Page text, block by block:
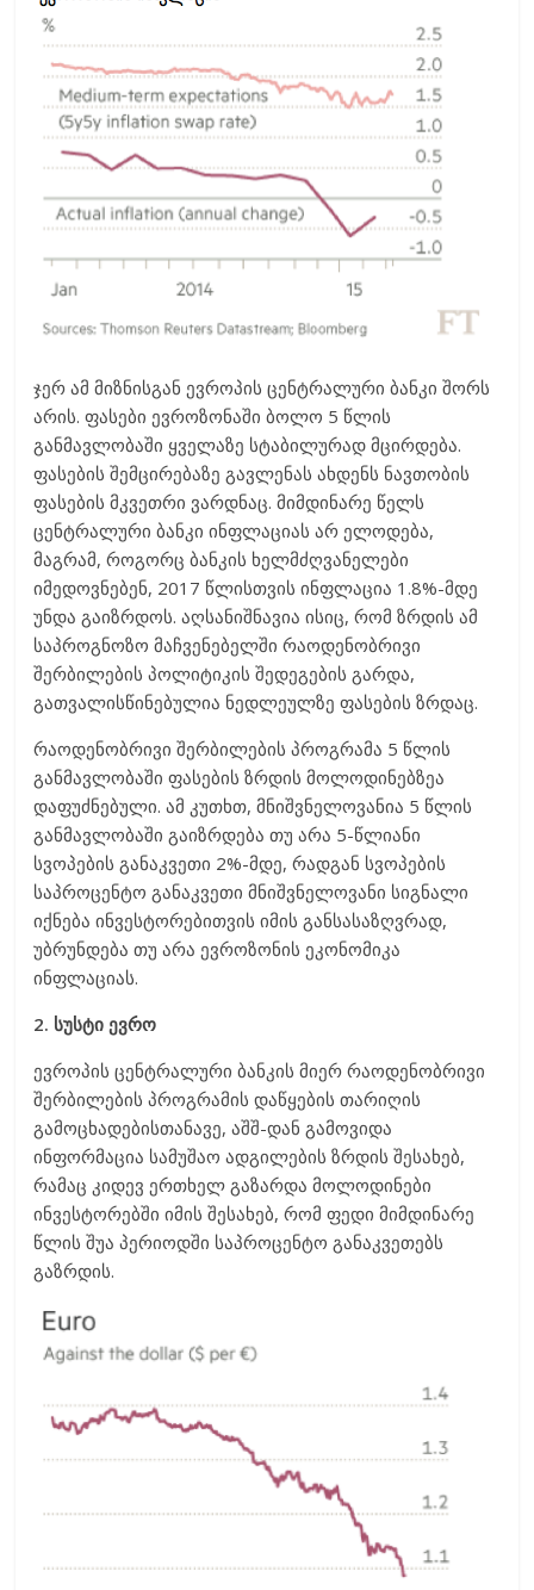
ჯერ ამ მიზნისგან ევროპის ცენტრალური ბანკი შორს
არის. ფასები ევროზონაში ბოლო 5 წლის
განმავლობაში ყველაზე სტაბილურად მცირდება.
ფასების შემცირებაზე გავლენას ახდენს ნავთობის
ფასების მკვეთრი ვარდნაც. მიმდინარე წელს
ცენტრალური ბანკი ინფლაციას არ ელოდება,
მაგრამ, როგორც ბანკის ხელმძღვანელები
იმედოვნებენ, 2017 წლისთვის ინფლაცია 1.8%-მდე
უნდა გაიზრდოს. აღსანიშნავია ისიც, რომ ზრდის ამ
საპროგნოზო მაჩვენებელში რაოდენობრივი
შერბილების პოლიტიკის შედეგების გარდა,
გათვალისწინებულია ნედლეულზე ფასების ზრდაც.
რაოდენობრივი შერბილების პროგრამა 5 წლის
განმავლობაში ფასების ზრდის მოლოდინებზეა
დაფუძნებული. ამ კუთხთ, მნიშვნელოვანია 5 წლის
განმავლობაში გაიზრდება თუ არა 5-წლიანი
სვოპების განაკვეთი 2%-მდე, რადგან სვოპების
საპროცენტო განაკვეთი მნიშვნელოვანი სიგნალი
იქნება ინვესტორებითვის იმის განსასაზღვრად,
უბრუნდება თუ არა ევროზონის ეკონომიკა
ინფლაციას.
2. სუსტი ევრო
ევროპის ცენტრალური ბანკის მიერ რაოდენობრივი
შერბილების პროგრამის დაწყების თარიღის
გამოცხადებისთანავე, აშშ-დან გამოვიდა
ინფორმაცია სამუშაო ადგილების ზრდის შესახებ,
რამაც კიდევ ერთხელ გაზარდა მოლოდინები
ინვესტორებში იმის შესახებ, რომ ფედი მიმდინარე
წლის შუა პერიოდში საპროცენტო განაკვეთებს
გაზრდის.